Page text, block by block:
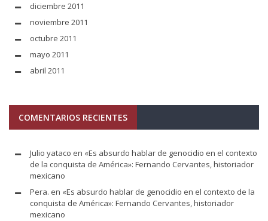
diciembre 2011
noviembre 2011
octubre 2011
mayo 2011
abril 2011
COMENTARIOS RECIENTES
Julio yataco en «Es absurdo hablar de genocidio en el contexto
de la conquista de América»: Fernando Cervantes, historiador
mexicano
Pera. en «Es absurdo hablar de genocidio en el contexto de la
conquista de América»: Fernando Cervantes, historiador
mexicano